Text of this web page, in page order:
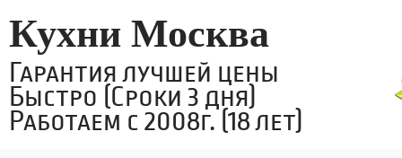
Кухни Москва
Гарантия лучшей цены
Быстро (Сроки 3 дня)
Работаем с 2008г. (18 лет)